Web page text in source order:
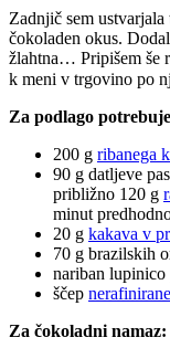
Zadnjič sem
čokoladen okus.
žlahtna… Pripišem še
k meni v trgovino po
Za podlago
200 g ribanega
90 g datljeve
približno 120 g
minut
20 g kakava v
70 g brazilskih
nariban lupinico
ščep
Za čokoladni namaz: